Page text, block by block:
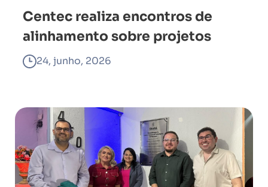
Centec realiza encontros de
alinhamento sobre projetos
24, junho, 2026